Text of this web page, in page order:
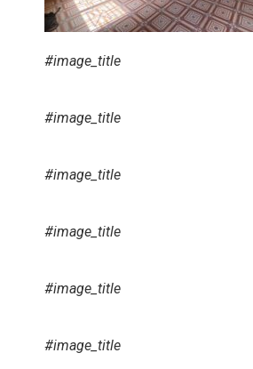
#image_title
#image_title
#image_title
#image_title
#image_title
#image_title